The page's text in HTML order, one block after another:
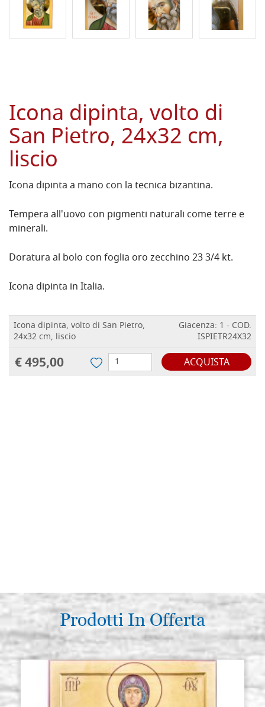
Icona dipinta, volto di
San Pietro, 24x32 cm,
liscio
Icona dipinta a mano con la tecnica bizantina.
Tempera all'uovo con pigmenti naturali come terre e
minerali.
Doratura al bolo con foglia oro zecchino 23 3/4 kt.
Icona dipinta in Italia.
Icona dipinta, volto di San Pietro,
24x32 cm, liscio
Giacenza: 1 - COD.
ISPIETR24X32
€ 495,00 ACQUISTA
Prodotti In Offerta